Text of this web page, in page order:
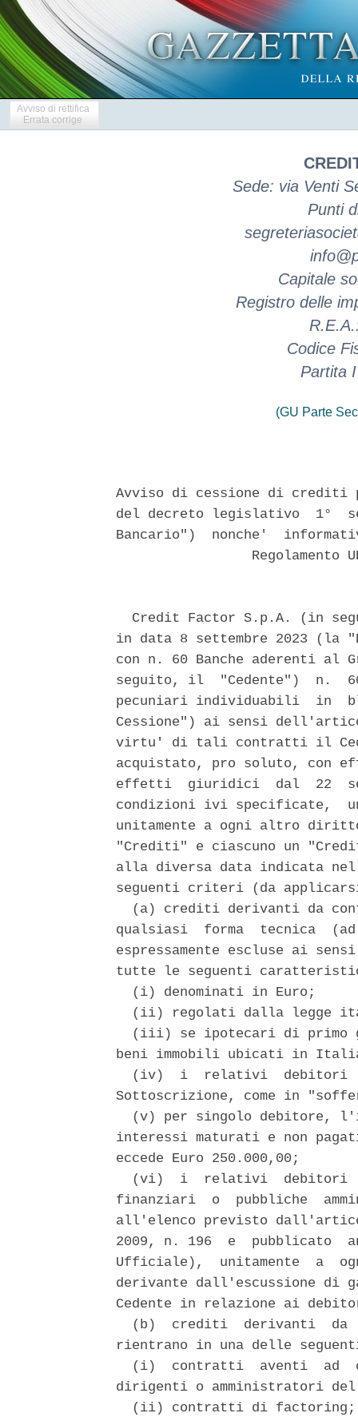
Avviso di rettifica
Errata corrige
Sede: via Venti
Punti
Capitale
Registro delle
Codice
Partita
(GU Parte
Avviso di cessione di
del decreto legislativo  1°
Bancario")  nonche'
Regolamento
Credit Factor S.p.A. (in
in data 8 settembre 2023 (la
con n. 60 Banche aderenti al
seguito, il  "Cedente")  n.
pecuniari individuabili  in
Cessione") ai sensi
virtu' di tali contratti il
acquistato, pro soluto, con
effetti  giuridici  dal  22
condizioni ivi specificate,
unitamente a ogni altro
"Crediti" e ciascuno un
alla diversa data indicata
seguenti criteri (da
(a) crediti derivanti da
qualsiasi  forma  tecnica
espressamente escluse ai
tutte le seguenti
  (i) denominati in Euro;
(ii) regolati dalla legge
(iii) se ipotecari di primo
beni immobili ubicati in
(iv)  i  relativi  debitori
Sottoscrizione, come in
(v) per singolo debitore,
interessi maturati e non
eccede Euro 250.000,00;
(vi)  i  relativi  debitori
finanziari  o  pubbliche
all'elenco previsto
2009, n. 196  e  pubblicato
Ufficiale),  unitamente  a
derivante dall'escussione di
Cedente in relazione ai
(b)  crediti  derivanti  da
rientrano in una delle
(i)  contratti  aventi  ad
dirigenti o amministratori del
(ii) contratti di